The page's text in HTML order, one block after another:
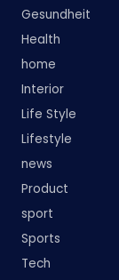
Gesundheit
Health
home
Interior
Life Style
Lifestyle
news
Product
sport
Sports
Tech